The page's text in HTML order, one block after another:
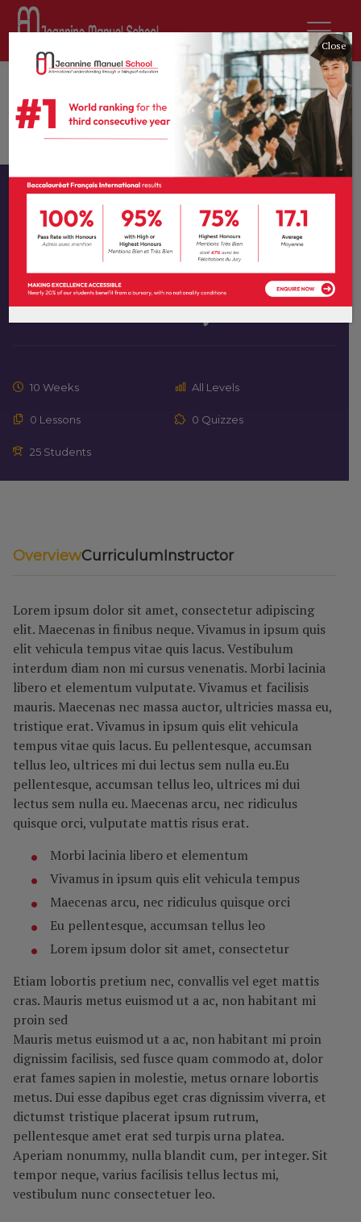
Home All Courses
Economy
Macroeconomy
Instructor
Tprevot
Macroeconomy
10 Weeks All Levels
0 Lessons 0 Quizzes
25 Students
OverviewCurriculumInstructor
Lorem ipsum dolor sit amet, consectetur adipiscing
elit. Maecenas in finibus neque. Vivamus in ipsum quis
elit vehicula tempus vitae quis lacus. Vestibulum
interdum diam non mi cursus venenatis. Morbi lacinia
libero et elementum vulputate. Vivamus et facilisis
mauris. Maecenas nec massa auctor, ultricies massa eu,
tristique erat. Vivamus in ipsum quis elit vehicula
tempus vitae quis lacus. Eu pellentesque, accumsan
tellus leo, ultrices mi dui lectus sem nulla eu.Eu
pellentesque, accumsan tellus leo, ultrices mi dui
lectus sem nulla eu. Maecenas arcu, nec ridiculus
quisque orci, vulputate mattis risus erat.
Morbi lacinia libero et elementum
Vivamus in ipsum quis elit vehicula tempus
Maecenas arcu, nec ridiculus quisque orci
Eu pellentesque, accumsan tellus leo
Lorem ipsum dolor sit amet, consectetur
Etiam lobortis pretium nec, convallis vel eget mattis
cras. Mauris metus euismod ut a ac, non habitant mi
proin sed
Mauris metus euismod ut a ac, non habitant mi proin
dignissim facilisis, sed fusce quam commodo at, dolor
erat fames sapien in molestie, metus ornare lobortis
metus. Dui esse dapibus eget cras dignissim viverra, et
dictumst tristique placerat ipsum rutrum,
pellentesque amet erat sed turpis urna platea.
Aperiam nonummy, nulla blandit cum, per integer. Sit
tempor neque, varius facilisis tellus lectus mi,
vestibulum nunc consectetuer leo.
Close